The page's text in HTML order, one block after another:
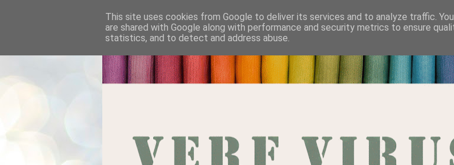
This site uses cookies from Google to deliver its services and to analyze traffic.
are shared with Google along with performance and security metrics to ensure
statistics, and to detect and address abuse.